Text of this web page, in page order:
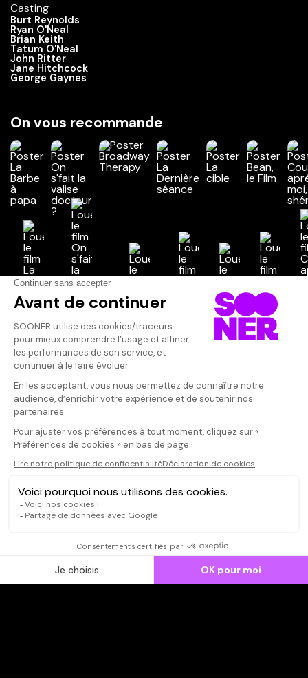
Casting
Burt Reynolds
Ryan O'Neal
Brian Keith
Tatum O'Neal
John Ritter
Jane Hitchcock
George Gaynes
On vous recommande
Vos avis
Donnez votre avis
Votre note
Votre commentaire
Il faut vous connecter pour
publier un avis
CONNEXION
Qui sommes-nous ?